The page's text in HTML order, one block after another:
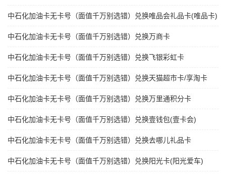
中石化加油卡无卡号（面值千万别选错）兑换唯品会礼品卡(唯品卡)
中石化加油卡无卡号（面值千万别选错）兑换万商卡
中石化加油卡无卡号（面值千万别选错）兑换飞银彩虹卡
中石化加油卡无卡号（面值千万别选错）兑换天猫超市卡/享淘卡
中石化加油卡无卡号（面值千万别选错）兑换万里通积分卡
中石化加油卡无卡号（面值千万别选错）兑换壹钱包(壹卡会)
中石化加油卡无卡号（面值千万别选错）兑换去哪儿礼品卡
中石化加油卡无卡号（面值千万别选错）兑换阳光卡(阳光爱车)